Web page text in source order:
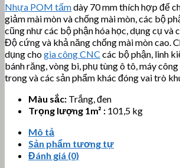
Nhựa POM tấmdày 70 mm thích hợp để
giảm mài mòn và chống mài mòn, các bộ
cũng như các bộ phận hóa học, dụng cụ và
Độ cứng và khả năng chống mài mòn cao.
dụng chogia công CNC các bộ phận, linh
bánh răng, vòng bi, phụ tùng ô tô, máy
trong và các sản phẩm khác đóng vai trò
Màu sắc: Trắng, đen
Trọng lượng 1m² : 101,5 kg
Mô tả
Sản phẩm tương tự
Đánh giá (0)